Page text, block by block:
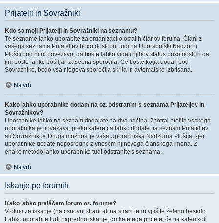
Prijatelji in Sovražniki
Kdo so moji Prijatelji in Sovražniki na seznamu?
Te sezname lahko uporabite za organizacijo ostalih članov foruma. Člani z
vašega seznama Prijateljev bodo dostopni tudi na Uporabniški Nadzorni
Plošči pod hitro povezavo, da boste lahko videli njihov status prisotnosti in da
jim boste lahko pošiljali zasebna sporočila. Če boste koga dodali pod
Sovražnike, bodo vsa njegova sporočila skrita in avtomatsko izbrisana.
Na vrh
Kako lahko uporabnike dodam na oz. odstranim s seznama Prijateljev in
Sovražnikov?
Uporabnike lahko na seznam dodajate na dva načina. Znotraj profila vsakega
uporabnika je povezava, preko katere ga lahko dodate na seznam Prijateljev
ali Sovražnikov. Druga možnost je vaša Uporabniška Nadzorna Plošča, kjer
uporabnike dodate neposredno z vnosom njihovega članskega imena. Z
enako metodo lahko uporabnike tudi odstranite s seznama.
Na vrh
Iskanje po forumih
Kako lahko preiščem forum oz. forume?
V okno za iskanje (na osnovni strani ali na strani tem) vpišite želeno besedo.
Lahko uporabite tudi napredno iskanje, do katerega pridete, če na kateri koli